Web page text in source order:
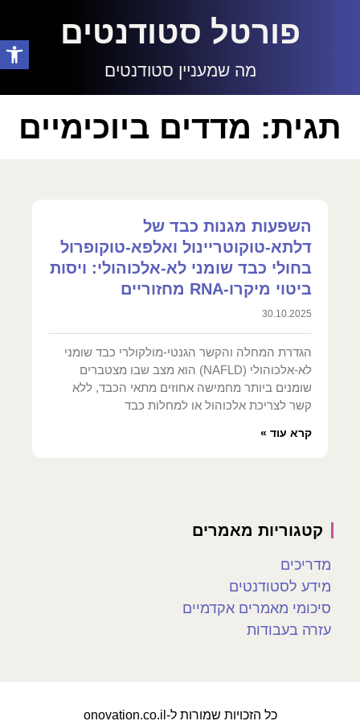
פורטל סטודנטים
מה שמעניין סטודנטים
תגית: מדדים ביוכימיים
השפעות מגנות כבד של
דלתא-טוקוטריינול ואלפא-טוקופרול
בחולי כבד שומני לא-אלכוהולי: ויסות
ביטוי מיקרו-RNA מחזוריים
30.10.2025
הגדרת המחלה והקשר הגנטי-מולקולרי כבד שומני
לא-אלכוהולי (NAFLD) הוא מצב שבו מצטברים
שומנים ביותר מחמישה אחוזים מתאי הכבד, ללא
קשר לצריכת אלכוהול או למחלות כבד
קרא עוד »
קטגוריות מאמרים
מדריכים
מידע לסטודנטים
סיכומי מאמרים אקדמיים
עזרה בעבודות
כל הזכויות שמורות ל-onovation.co.il
פתח